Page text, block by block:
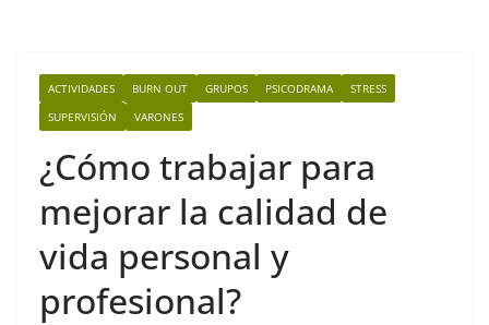
ACTIVIDADES BURN OUT GRUPOS PSICODRAMA
STRESS
SUPERVISIÓN
VARONES
¿Cómo trabajar para
mejorar la calidad de
vida personal y
profesional?